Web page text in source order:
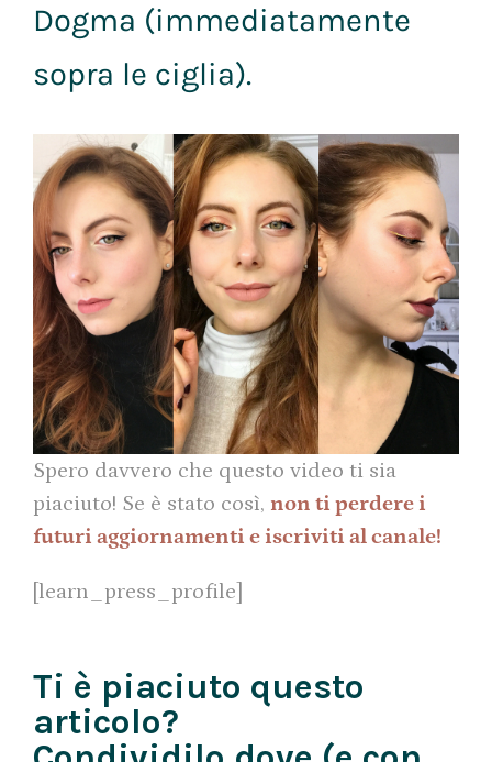
Dogma (immediatamente
sopra le ciglia).
Spero davvero che questo video ti sia
piaciuto! Se è stato così, non ti perdere i
futuri aggiornamenti e iscriviti al canale!
[learn_press_profile]
Ti è piaciuto questo
articolo?